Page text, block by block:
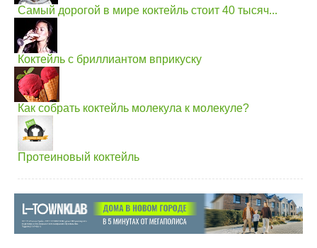
Самый дорогой в мире коктейль стоит 40 тысяч...
Коктейль с бриллиантом вприкуску
Как собрать коктейль молекула к молекуле?
Протеиновый коктейль